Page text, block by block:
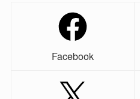
Facebook